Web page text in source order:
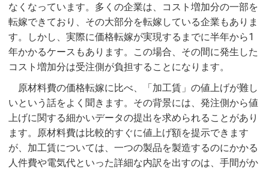
なくなっています。多くの企業は、コスト増加分の一部を
転嫁できており、その大部分を転嫁している企業もありま
す。しかし、実際に価格転嫁が実現するまでに半年から1
年かかるケースもあります。この場合、その間に発生した
コスト増加分は受注側が負担することになります。
原材料費の価格転嫁に比べ、「加工賃」の値上げが難し
いという話をよく聞きます。その背景には、発注側から値
上げに関する細かいデータの提出を求められることがあり
ます。原材料費は比較的すぐに値上げ額を提示できます
が、加工賃については、一つの製品を製造するのにかかる
人件費や電気代といった詳細な内訳を出すのは、手間がか